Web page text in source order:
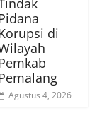
di
Agustus 4, 2026